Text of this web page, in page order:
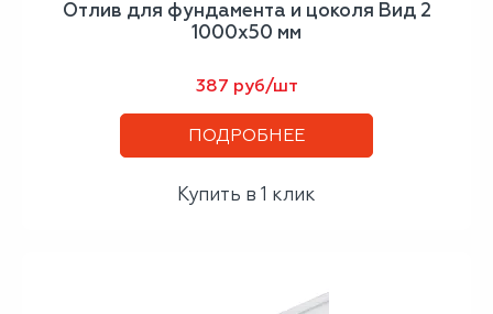
Отлив для фундамента и цоколя Вид 2
1000х50 мм
387 руб/шт
ПОДРОБНЕЕ
Купить в 1 клик